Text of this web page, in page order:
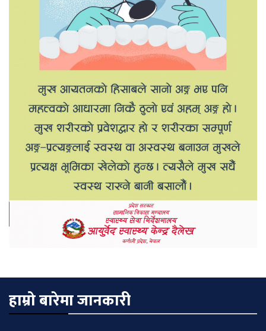
हाम्रो बारेमा जानकारी